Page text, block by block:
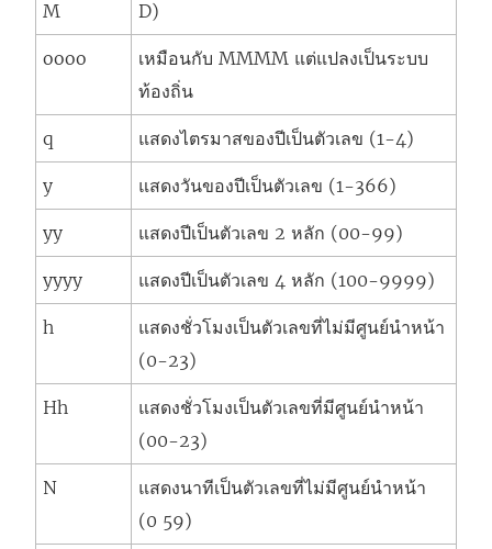
M
D)
oooo
เหมือนกับ MMMM แต่แปลงเป็นระบบ
ท้องถิ่น
q แสดงไตรมาสของปีเป็นตัวเลข (1-4)
y แสดงวันของปีเป็นตัวเลข (1-366)
yy แสดงปีเป็นตัวเลข 2 หลัก (00-99)
yyyy แสดงปีเป็นตัวเลข 4 หลัก (100-9999)
h
แสดงชั่วโมงเป็นตัวเลขที่ไม่มีศูนย์นำหน้า
(0-23)
Hh
แสดงชั่วโมงเป็นตัวเลขที่มีศูนย์นำหน้า
(00-23)
N
แสดงนาทีเป็นตัวเลขที่ไม่มีศูนย์นำหน้า
(0 59)